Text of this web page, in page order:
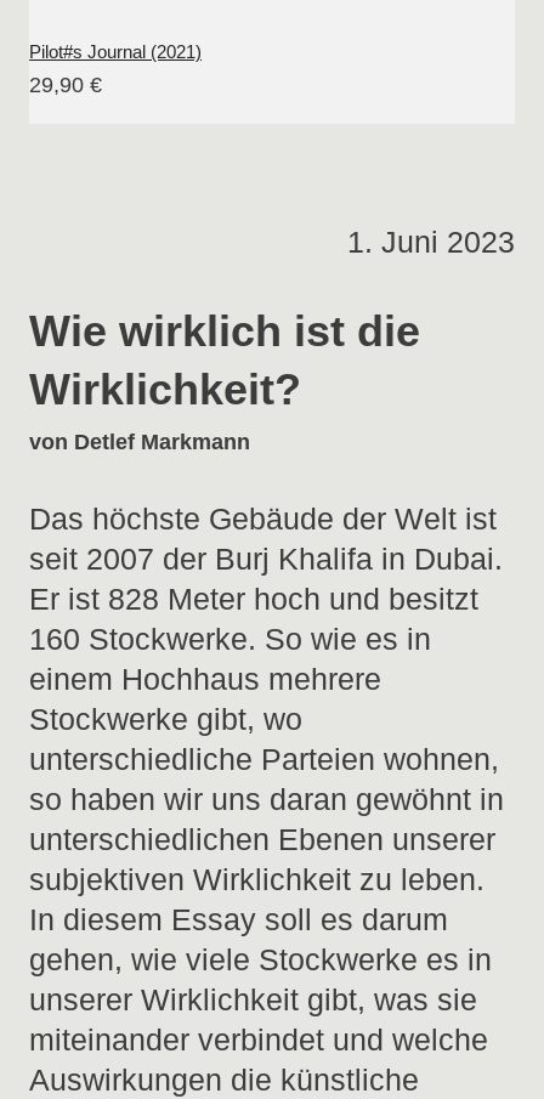
Pilot#s Journal (2021)
29,90 €
1. Juni 2023
Wie wirklich ist die
Wirklichkeit?
von Detlef Markmann
Das höchste Gebäude der Welt ist
seit 2007 der Burj Khalifa in Dubai.
Er ist 828 Meter hoch und besitzt
160 Stockwerke. So wie es in
einem Hochhaus mehrere
Stockwerke gibt, wo
unterschiedliche Parteien wohnen,
so haben wir uns daran gewöhnt in
unterschiedlichen Ebenen unserer
subjektiven Wirklichkeit zu leben.
In diesem Essay soll es darum
gehen, wie viele Stockwerke es in
unserer Wirklichkeit gibt, was sie
miteinander verbindet und welche
Auswirkungen die künstliche